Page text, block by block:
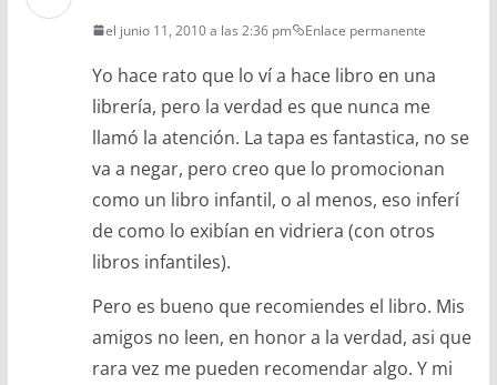
el junio 11, 2010 a las 2:36 pm Enlace permanente
Yo hace rato que lo ví a hace libro en una
librería, pero la verdad es que nunca me
llamó la atención. La tapa es fantastica, no se
va a negar, pero creo que lo promocionan
como un libro infantil, o al menos, eso inferí
de como lo exibían en vidriera (con otros
libros infantiles).
Pero es bueno que recomiendes el libro. Mis
amigos no leen, en honor a la verdad, asi que
rara vez me pueden recomendar algo. Y mi